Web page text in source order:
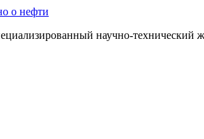
о нефти
научно-технический